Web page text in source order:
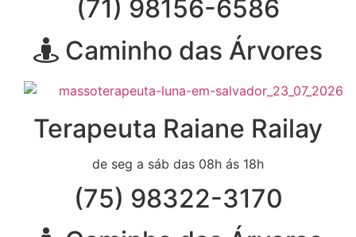
(71) 98156-6586
Caminho das Árvores
Terapeuta Raiane Railay
de seg a sáb das 08h ás 18h
(75) 98322-3170